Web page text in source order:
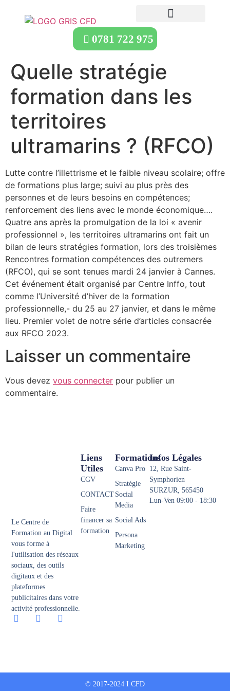
0781 722 975
Quelle stratégie
formation dans les
territoires
ultramarins ? (RFCO)
Lutte contre l’illettrisme et le faible niveau scolaire; offre
de formations plus large; suivi au plus près des
personnes et de leurs besoins en compétences;
renforcement des liens avec le monde économique….
Quatre ans après la promulgation de la loi « avenir
professionnel », les territoires ultramarins ont fait un
bilan de leurs stratégies formation, lors des troisièmes
Rencontres formation compétences des outremers
(RFCO), qui se sont tenues mardi 24 janvier à Cannes.
Cet événement était organisé par Centre Inffo, tout
comme l’Université d’hiver de la formation
professionnelle,- du 25 au 27 janvier, et dans le même
lieu. Premier volet de notre série d’articles consacrée
aux RFCO 2023.
Laisser un commentaire
Vous devez vous connecter pour publier un
commentaire.
Le Centre de
Formation au Digital
vous forme à
l'utilisation des réseaux
sociaux, des outils
digitaux et des
plateformes
publicitaires dans votre
activité professionnelle.
Formations
Canva Pro
Stratégie
Social
Media
Social Ads
Persona
Marketing
Liens
Utiles
CGV
CONTACT
Faire
financer sa
formation
Infos Légales
12, Rue Saint-
Symphorien
SURZUR, 565450
Lun-Ven 09:00 - 18:30
© 2017-2024 I CFD